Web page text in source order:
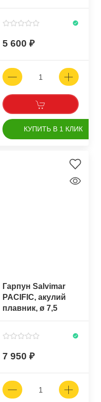
флажок, ø 6,5 мм
5 600
КУПИТЬ В 1 КЛИК
Гарпун Salvimar
PACIFIC, акулий
плавник, ø 7,5
7 950